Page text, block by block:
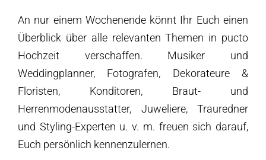
An nur einem Wochenende könnt Ihr Euch einen
Überblick über alle relevanten Themen in pucto
Hochzeit verschaffen. Musiker und
Weddingplanner, Fotografen, Dekorateure &
Floristen, Konditoren, Braut- und
Herrenmodenausstatter, Juweliere, Trauredner
und Styling-Experten u. v. m. freuen sich darauf,
Euch persönlich kennenzulernen.